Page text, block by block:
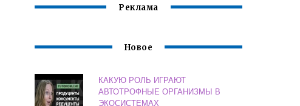
Реклама
Новое
КАКУЮ РОЛЬ ИГРАЮТ
АВТОТРОФНЫЕ ОРГАНИЗМЫ В
ЭКОСИСТЕМАХ